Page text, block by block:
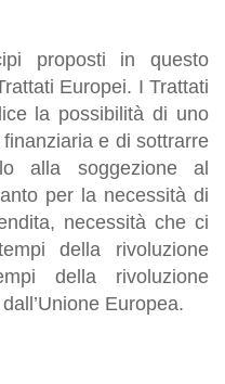
proposti in questo
Europei. I Trattati
la possibilità di uno
e di sottrarre
alla soggezione al
per la necessità di
necessità che ci
della rivoluzione
della rivoluzione
Europea.